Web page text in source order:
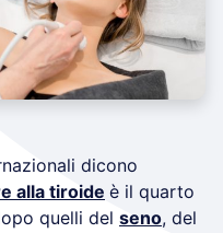
dicono
alla tiroide è il quarto
quelli del seno, del